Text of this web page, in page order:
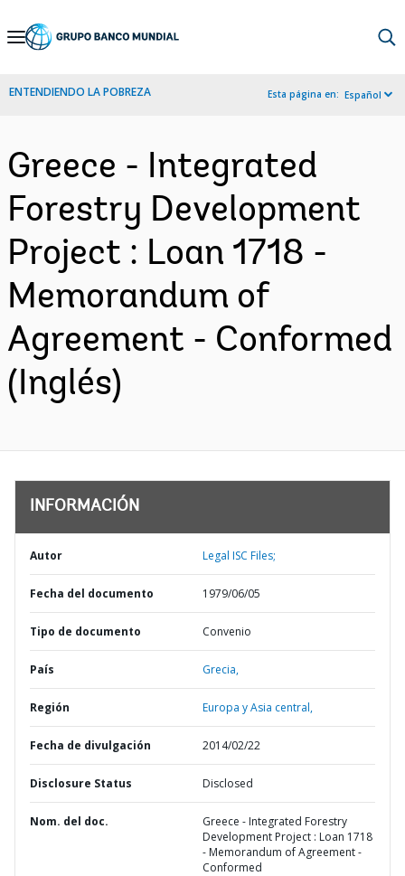
Skip
Navigation
ENTENDIENDO LA POBREZA Esta página en: Español
Greece - Integrated
Forestry Development
Project : Loan 1718 -
Memorandum of
Agreement - Conformed
(Inglés)
INFORMACIÓN
Autor Legal ISC Files;
Fecha del documento 1979/06/05
Tipo de documento Convenio
País Grecia,
Región Europa y Asia central,
Fecha de divulgación 2014/02/22
Disclosure Status Disclosed
Nom. del doc.
Greece - Integrated Forestry
Development Project : Loan 1718
- Memorandum of Agreement -
Conformed